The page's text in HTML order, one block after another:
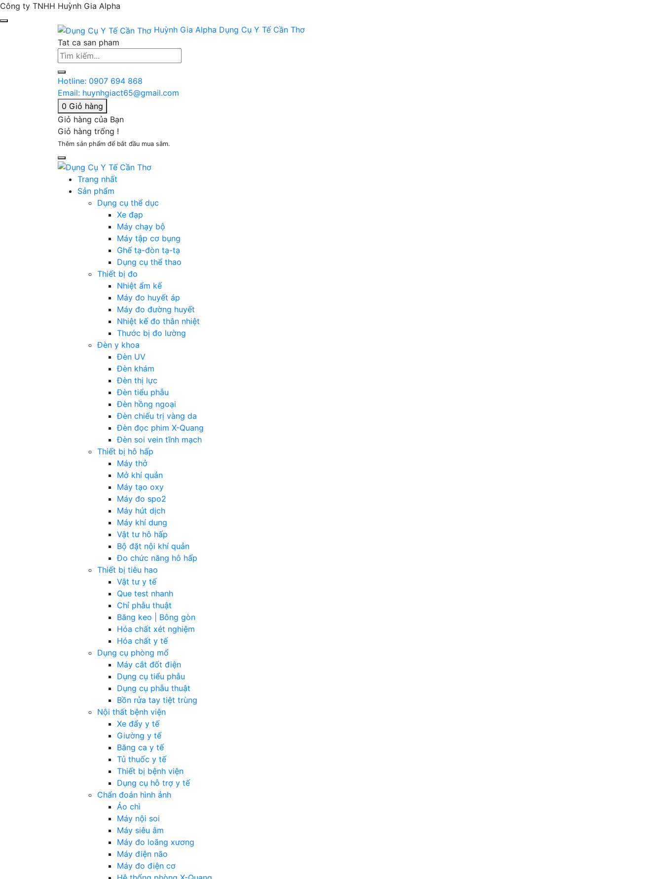
Công ty TNHH Huỳnh Gia Alpha
Huỳnh Gia Alpha Dụng Cụ Y Tế Cần Thơ
Tat ca san pham
Hotline: 0907 694 868
Email: huynhgiact65@gmail.com
0 Giỏ hàng
Giỏ hàng của Bạn
Giỏ hàng trống !
Thêm sản phẩm để bắt đầu mua sắm.
Trang nhất
Sản phẩm
Dụng cụ thể dục
Xe đạp
Máy chạy bộ
Máy tập cơ bụng
Ghế tạ-đòn tạ-tạ
Dụng cụ thể thao
Thiết bị đo
Nhiệt ẩm kế
Máy đo huyết áp
Máy đo đường huyết
Nhiệt kế đo thân nhiệt
Thước bị đo lường
Đèn y khoa
Đèn UV
Đèn khám
Đèn thị lực
Đèn tiểu phẫu
Đèn hồng ngoại
Đèn chiếu trị vàng da
Đèn đọc phim X-Quang
Đèn soi vein tĩnh mạch
Thiết bị hô hấp
Máy thở
Mở khí quản
Máy tạo oxy
Máy đo spo2
Máy hút dịch
Máy khí dung
Vật tư hô hấp
Bộ đặt nội khí quản
Đo chức năng hô hấp
Thiết bị tiêu hao
Vật tư y tế
Que test nhanh
Chỉ phẫu thuật
Băng keo | Bông gòn
Hóa chất xét nghiệm
Hóa chất y tế
Dụng cụ phòng mổ
Máy cắt đốt điện
Dụng cụ tiểu phẫu
Dụng cụ phẫu thuật
Bồn rửa tay tiệt trùng
Nội thất bệnh viện
Xe đẩy y tế
Giường y tế
Băng ca y tế
Tủ thuốc y tế
Thiết bị bệnh viện
Dụng cụ hỗ trợ y tế
Chẩn đoán hình ảnh
Áo chì
Máy nội soi
Máy siêu âm
Máy đo loãng xương
Máy điện não
Máy đo điện cơ